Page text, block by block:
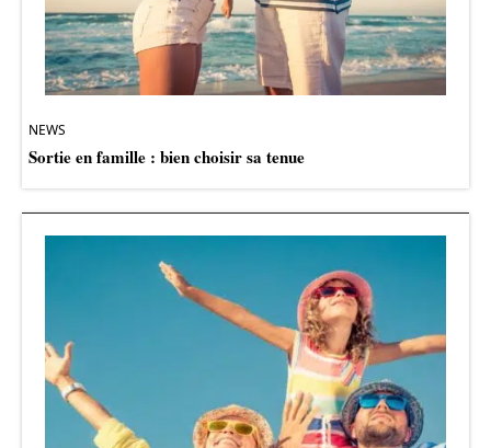
NEWS
Sortie en famille : bien choisir sa tenue